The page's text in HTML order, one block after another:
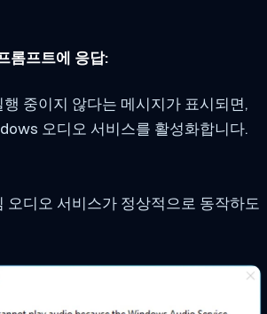
롬프트에 응답:
중이지 않다는 메시지가 표시되면,
오디오 서비스를 활성화합니다.
오디오 서비스가 정상적으로 동작하도